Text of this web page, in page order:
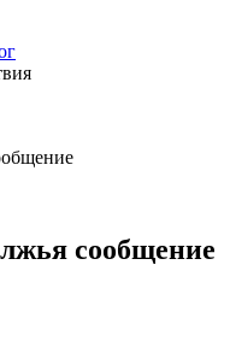
сообщение